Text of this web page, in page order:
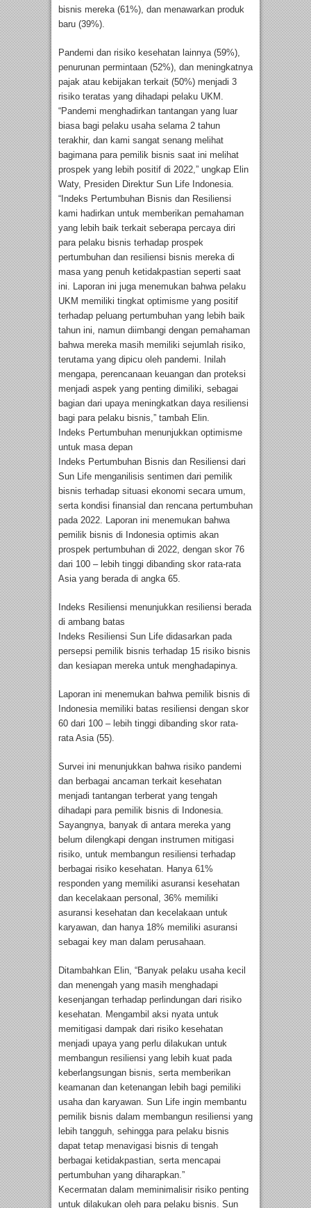
bisnis mereka (61%), dan menawarkan produk
baru (39%).
Pandemi dan risiko kesehatan lainnya (59%),
penurunan permintaan (52%), dan meningkatnya
pajak atau kebijakan terkait (50%) menjadi 3
risiko teratas yang dihadapi pelaku UKM.
“Pandemi menghadirkan tantangan yang luar
biasa bagi pelaku usaha selama 2 tahun
terakhir, dan kami sangat senang melihat
bagimana para pemilik bisnis saat ini melihat
prospek yang lebih positif di 2022,” ungkap Elin
Waty, Presiden Direktur Sun Life Indonesia.
“Indeks Pertumbuhan Bisnis dan Resiliensi
kami hadirkan untuk memberikan pemahaman
yang lebih baik terkait seberapa percaya diri
para pelaku bisnis terhadap prospek
pertumbuhan dan resiliensi bisnis mereka di
masa yang penuh ketidakpastian seperti saat
ini. Laporan ini juga menemukan bahwa pelaku
UKM memiliki tingkat optimisme yang positif
terhadap peluang pertumbuhan yang lebih baik
tahun ini, namun diimbangi dengan pemahaman
bahwa mereka masih memiliki sejumlah risiko,
terutama yang dipicu oleh pandemi. Inilah
mengapa, perencanaan keuangan dan proteksi
menjadi aspek yang penting dimiliki, sebagai
bagian dari upaya meningkatkan daya resiliensi
bagi para pelaku bisnis,” tambah Elin.
Indeks Pertumbuhan menunjukkan optimisme
untuk masa depan
Indeks Pertumbuhan Bisnis dan Resiliensi dari
Sun Life menganilisis sentimen dari pemilik
bisnis terhadap situasi ekonomi secara umum,
serta kondisi finansial dan rencana pertumbuhan
pada 2022. Laporan ini menemukan bahwa
pemilik bisnis di Indonesia optimis akan
prospek pertumbuhan di 2022, dengan skor 76
dari 100 – lebih tinggi dibanding skor rata-rata
Asia yang berada di angka 65.
Indeks Resiliensi menunjukkan resiliensi berada
di ambang batas
Indeks Resiliensi Sun Life didasarkan pada
persepsi pemilik bisnis terhadap 15 risiko bisnis
dan kesiapan mereka untuk menghadapinya.
Laporan ini menemukan bahwa pemilik bisnis di
Indonesia memiliki batas resiliensi dengan skor
60 dari 100 – lebih tinggi dibanding skor rata-
rata Asia (55).
Survei ini menunjukkan bahwa risiko pandemi
dan berbagai ancaman terkait kesehatan
menjadi tantangan terberat yang tengah
dihadapi para pemilik bisnis di Indonesia.
Sayangnya, banyak di antara mereka yang
belum dilengkapi dengan instrumen mitigasi
risiko, untuk membangun resiliensi terhadap
berbagai risiko kesehatan. Hanya 61%
responden yang memiliki asuransi kesehatan
dan kecelakaan personal, 36% memiliki
asuransi kesehatan dan kecelakaan untuk
karyawan, dan hanya 18% memiliki asuransi
sebagai key man dalam perusahaan.
Ditambahkan Elin, “Banyak pelaku usaha kecil
dan menengah yang masih menghadapi
kesenjangan terhadap perlindungan dari risiko
kesehatan. Mengambil aksi nyata untuk
memitigasi dampak dari risiko kesehatan
menjadi upaya yang perlu dilakukan untuk
membangun resiliensi yang lebih kuat pada
keberlangsungan bisnis, serta memberikan
keamanan dan ketenangan lebih bagi pemiliki
usaha dan karyawan. Sun Life ingin membantu
pemilik bisnis dalam membangun resiliensi yang
lebih tangguh, sehingga para pelaku bisnis
dapat tetap menavigasi bisnis di tengah
berbagai ketidakpastian, serta mencapai
pertumbuhan yang diharapkan.”
Kecermatan dalam meminimalisir risiko penting
untuk dilakukan oleh para pelaku bisnis. Sun